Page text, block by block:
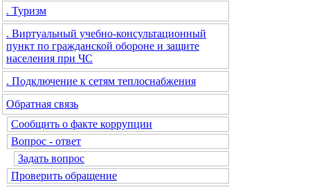
. Туризм
. Виртуальный учебно-консультационный
пункт по гражданской обороне и защите
населения при ЧС
. Подключение к сетям теплоснабжения
Обратная связь
Сообщить о факте коррупции
Вопрос - ответ
Задать вопрос
Проверить обращение